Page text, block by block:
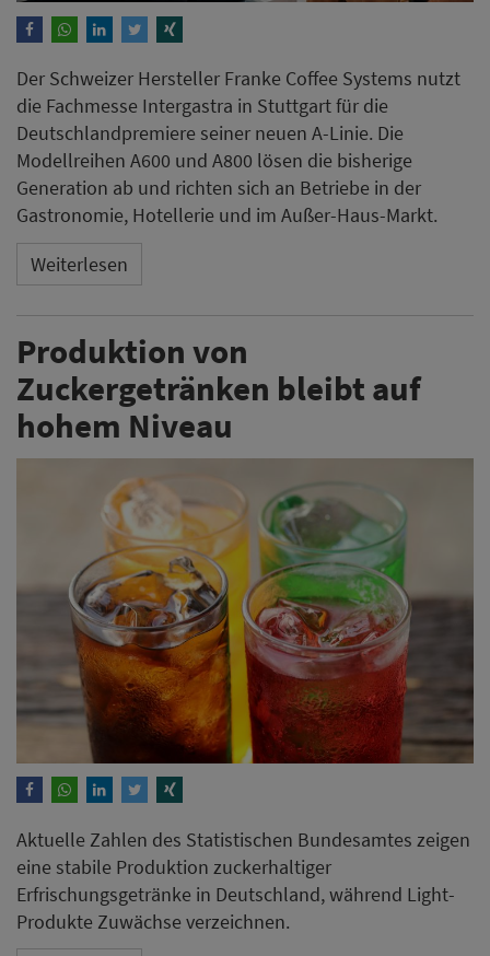
Der Schweizer Hersteller Franke Coffee Systems nutzt
die Fachmesse Intergastra in Stuttgart für die
Deutschlandpremiere seiner neuen A-Linie. Die
Modellreihen A600 und A800 lösen die bisherige
Generation ab und richten sich an Betriebe in der
Gastronomie, Hotellerie und im Außer-Haus-Markt.
Weiterlesen
Produktion von
Zuckergetränken bleibt auf
hohem Niveau
Aktuelle Zahlen des Statistischen Bundesamtes zeigen
eine stabile Produktion zuckerhaltiger
Erfrischungsgetränke in Deutschland, während Light-
Produkte Zuwächse verzeichnen.